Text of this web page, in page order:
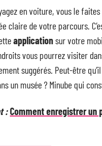
en voiture, vous le
claire de votre parcours.
applicationsur votre
vous pourrez visiter
suggérés. Peut-être
un musée ? Minube qui
:Comment enregistrer un